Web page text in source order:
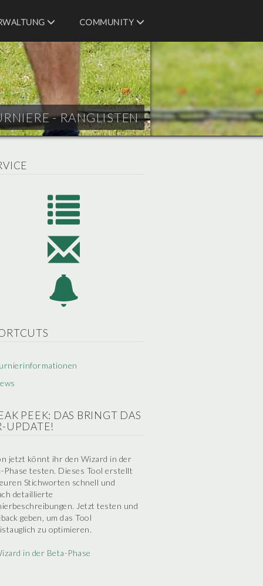
COMMUNITY
- RANGLISTEN
PEEK: DAS BRINGT DAS
UPDATE!
jetzt könnt ihr den Wizard in der
Phase testen. Dieses Tool erstellt
Stichworten schnell und
detaillierte
Jetzt testen und
geben, um das Tool
zu optimieren.
in der Beta-Phase